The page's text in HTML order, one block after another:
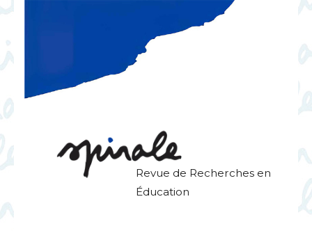
Revue de Recherches en
Éducation